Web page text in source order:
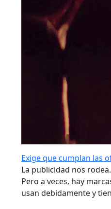
Exige que cumplan las
La publicidad nos
Pero a veces, hay
usan debidamente y